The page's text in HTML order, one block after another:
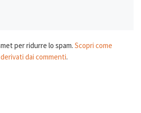
per ridurre lo spam. Scopri come
dai commenti.